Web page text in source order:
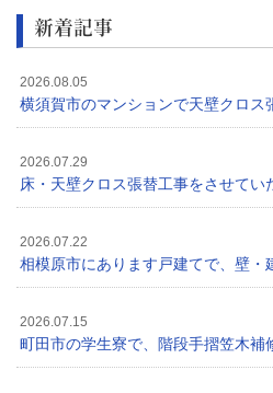
新着記事
2026.08.05
横須賀市のマンションで天壁クロス
2026.07.29
床・天壁クロス張替工事をさせてい
2026.07.22
相模原市にあります戸建てで、壁・
2026.07.15
町田市の学生寮で、階段手摺笠木補